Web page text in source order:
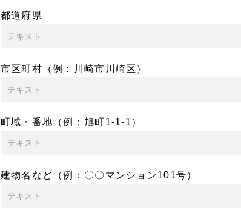
都道府県
市区町村（例：川崎市川崎区）
町域・番地（例：旭町1-1-1）
建物名など（例：〇〇マンション101号）